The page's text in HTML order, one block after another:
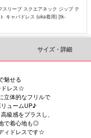
リーブ スクエアネック ジップ テ
キャバドレス (uka着用) [tk-
サイズ・詳細
魅せる
ドレス☆
立体的なフリルで
ュームUP♪
級感をプラスし、
で着心地も◎
ィドレスです☆